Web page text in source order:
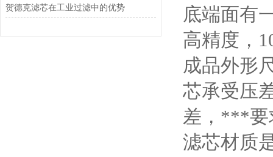
贺德克滤芯在工业过滤中的优势
底端面有
高精度，
成品外形
芯承受压
差，***要
滤芯材质